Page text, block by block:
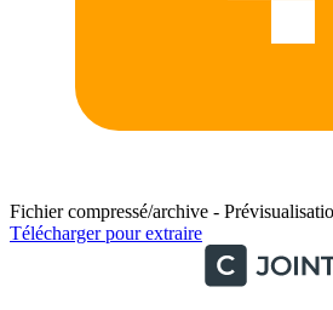
Fichier compressé/archive -
Télécharger pour extraire